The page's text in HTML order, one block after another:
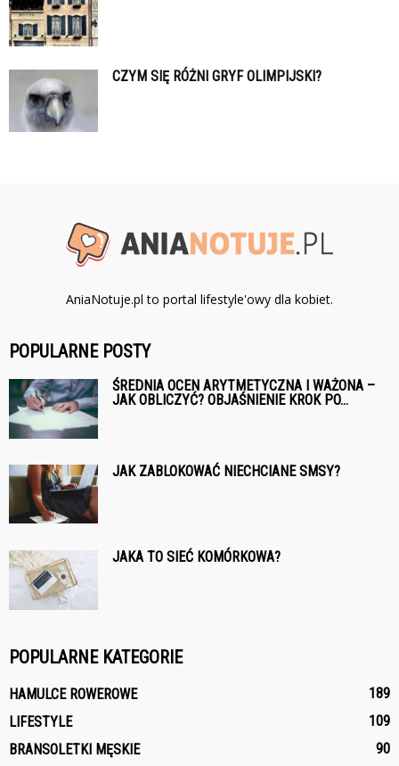
CZYM SIĘ RÓŻNI GRYF OLIMPIJSKI?
AniaNotuje.pl to portal lifestyle'owy dla kobiet.
POPULARNE POSTY
ŚREDNIA OCEN ARYTMETYCZNA I WAŻONA –
JAK OBLICZYĆ? OBJAŚNIENIE KROK PO...
JAK ZABLOKOWAĆ NIECHCIANE SMSY?
JAKA TO SIEĆ KOMÓRKOWA?
POPULARNE KATEGORIE
HAMULCE ROWEROWE
189
LIFESTYLE
109
BRANSOLETKI MĘSKIE
90